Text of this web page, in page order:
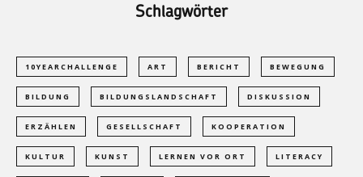
Schlagwörter
10YEARCHALLENGE ART BERICHT BEWEGUNG
BILDUNG BILDUNGSLANDSCHAFT DISKUSSION
ERZÄHLEN GESELLSCHAFT KOOPERATION
KULTUR KUNST LERNEN VOR ORT LITERACY